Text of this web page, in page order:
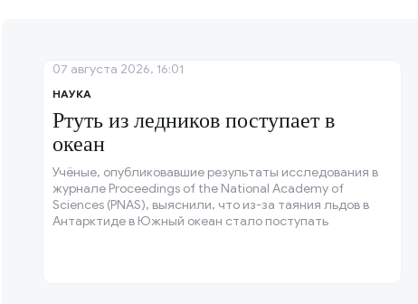
НАУКА
Ртуть из ледников поступает в
океан
Учёные, опубликовавшие результаты исследования в
журнале Proceedings of the National Academy of
Sciences (PNAS), выяснили, что из-за таяния льдов в
Антарктиде в Южный океан стало поступать
07 августа 2026, 16:01